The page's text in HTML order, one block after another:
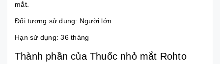
mắt.
Đối tượng sử dụng: Người lớn
Hạn sử dụng: 36 tháng
Thành phần của Thuốc nhỏ mắt Rohto